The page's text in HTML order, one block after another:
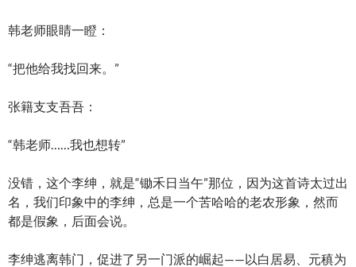
韩老师眼睛一瞪：
“把他给我找回来。”
张籍支支吾吾：
“韩老师……我也想转”
没错，这个李绅，就是“锄禾日当午”那位，因为这首诗太过出
名，我们印象中的李绅，总是一个苦哈哈的老农形象，然而
都是假象，后面会说。
李绅逃离韩门，促进了另一门派的崛起——以白居易、元稹为